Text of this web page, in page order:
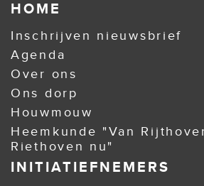
HOME
Inschrijven nieuwsbrief
Agenda
Over ons
Ons dorp
Houwmouw
Heemkunde "Van
Riethoven nu"
INITIATIEFNEMERS